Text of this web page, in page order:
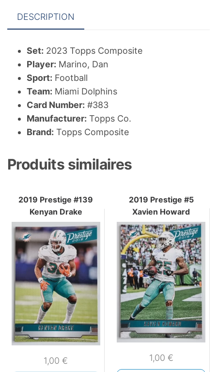
DESCRIPTION
Set: 2023 Topps Composite
Player: Marino, Dan
Sport: Football
Team: Miami Dolphins
Card Number: #383
Manufacturer: Topps Co.
Brand: Topps Composite
Produits similaires
2019 Prestige #139
Kenyan Drake
1,00€
2019 Prestige #5
Xavien Howard
1,00 €